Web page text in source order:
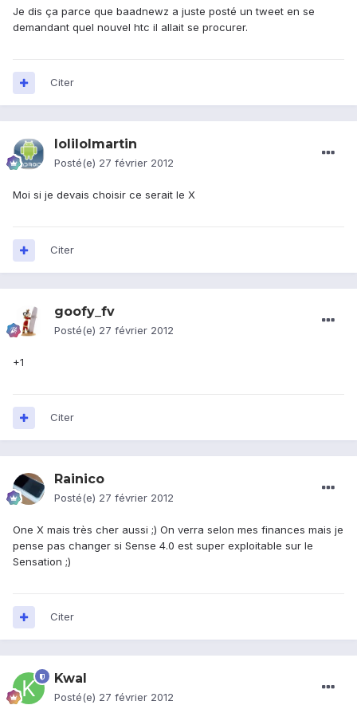
Je dis ça parce que baadnewz a juste posté un tweet en se
demandant quel nouvel htc il allait se procurer.
Citer
lolilolmartin
Posté(e) 27 février 2012
Moi si je devais choisir ce serait le X
Citer
goofy_fv
Posté(e) 27 février 2012
+1
Citer
Rainico
Posté(e) 27 février 2012
One X mais très cher aussi ;) On verra selon mes finances mais je
pense pas changer si Sense 4.0 est super exploitable sur le
Sensation ;)
Citer
Kwal
Posté(e) 27 février 2012